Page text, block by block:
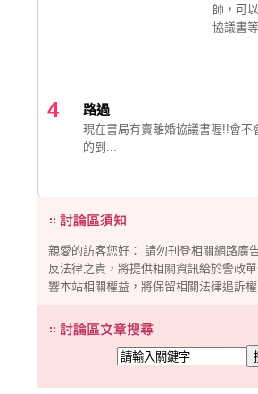
師，可
協議書
4 路過
現在書局有賣離婚協議書喔!!會不
的到...
親愛的訪客您好： 請勿刊登相關網路廣
反法律之責，將提供相關資訊給於警政
響本站相關權益，將保留相關法律追訴權